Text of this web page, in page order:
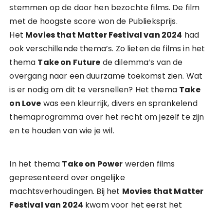
stemmen op de door hen bezochte films. De film
met de hoogste score won de Publieksprijs.
Het Movies that Matter Festival van 2024 had
ook verschillende thema’s. Zo lieten de films in het
thema Take on Future de dilemma’s van de
overgang naar een duurzame toekomst zien. Wat
is er nodig om dit te versnellen? Het thema Take
on Love was een kleurrijk, divers en sprankelend
themaprogramma over het recht om jezelf te zijn
en te houden van wie je wil.
In het thema Take on Power werden films
gepresenteerd over ongelijke
machtsverhoudingen. Bij het Movies that Matter
Festival van 2024 kwam voor het eerst het